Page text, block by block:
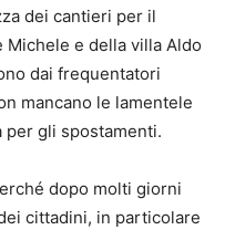
dei cantieri per il
Michele e della villa Aldo
dai frequentatori
mancano le lamentele
per gli spostamenti.
dopo molti giorni
cittadini, in particolare